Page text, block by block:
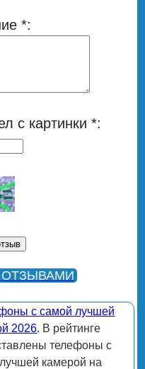
*:
с картинки *:
с самой лучшей
2026. В рейтинге
телефоны с
камерой на